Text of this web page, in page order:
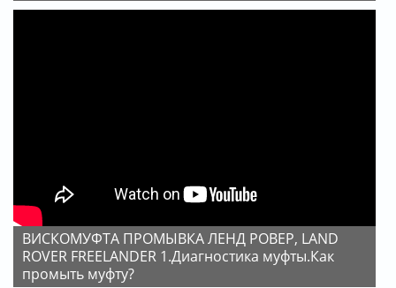
ВИСКОМУФТА ПРОМЫВКА ЛЕНД РОВЕР, LAND
ROVER FREELANDER 1.Диагностика муфты.Как
промыть муфту?